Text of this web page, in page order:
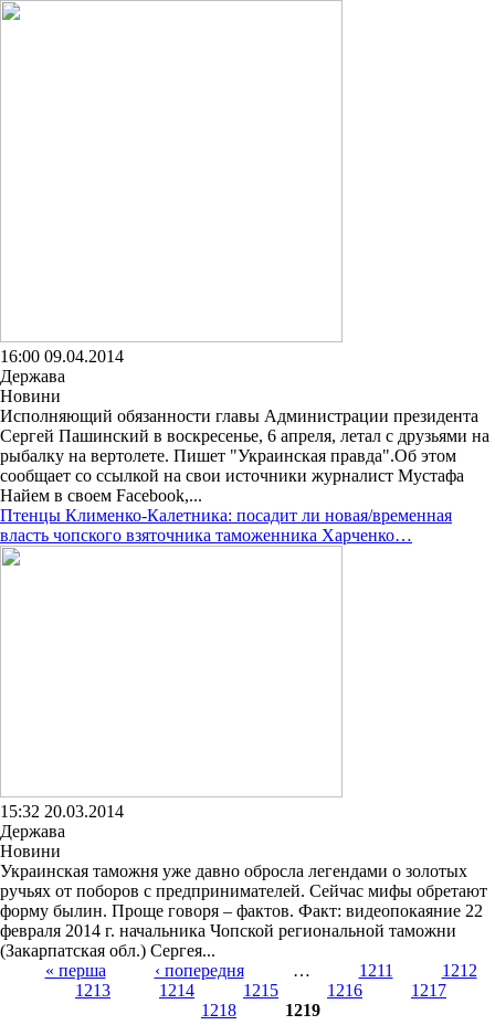
16:00 09.04.2014
Держава
Новини
Исполняющий обязанности главы Администрации президента
Сергей Пашинский в воскресенье, 6 апреля, летал с друзьями на
рыбалку на вертолете. Пишет "Украинская правда".Об этом
сообщает со ссылкой на свои источники журналист Мустафа
Найем в своем Facebook,...
Птенцы Клименко-Калетника: посадит ли новая/временная
власть чопского взяточника таможенника Харченко…
15:32 20.03.2014
Держава
Новини
Украинская таможня уже давно обросла легендами о золотых
ручьях от поборов с предпринимателей. Сейчас мифы обретают
форму былин. Проще говоря – фактов. Факт: видеопокаяние 22
февраля 2014 г. начальника Чопской региональной таможни
(Закарпатская обл.) Сергея...
Страницы
« перша ‹ попередня … 1211
1212
1213
1214 1215 1216
1217
1218
1219